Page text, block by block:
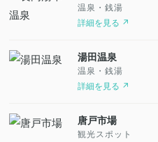
温泉・銭湯
詳細を見る ↗
湯田温泉
温泉・銭湯
詳細を見る ↗
唐戸市場
観光スポット